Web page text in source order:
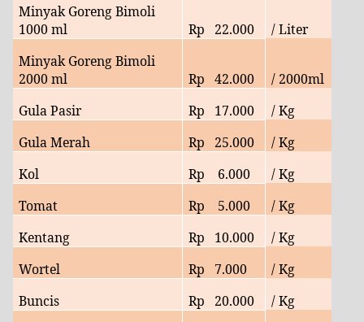
Minyak Goreng Bimoli
1000 ml
Rp 22.000
/ Liter
Minyak Goreng Bimoli
2000 ml
Rp 42.000
/ 2000ml
Gula Pasir
Rp 17.000
/ Kg
Gula Merah
Rp 25.000
/ Kg
Kol
Rp 6.000
/ Kg
Tomat
Rp 5.000
/ Kg
Kentang
Rp 10.000
/ Kg
Wortel
Rp 7.000
/ Kg
Buncis
Rp 20.000
/ Kg